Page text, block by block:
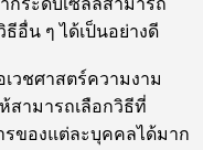
อื่น ๆ ได้เป็นอย่างดี
วชศาสตร์ความงาม
สามารถเลือกวิธีที่
ของแต่ละบุคคลได้มาก